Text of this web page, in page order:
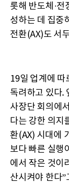
롯해 반도체·전
성하는 데 집중
전환(AX)도 서
19일 업계에 따
독려하고 있다.
사장단 회의에
다는 강한 의지
환(AX) 시대에
보다 빠른 실행
에서 작은 것이
산시켜야 한다